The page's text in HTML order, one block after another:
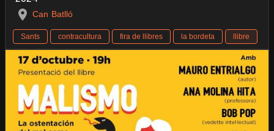
Can Batlló
Sants contracultura fira de llibres la bordeta llibre